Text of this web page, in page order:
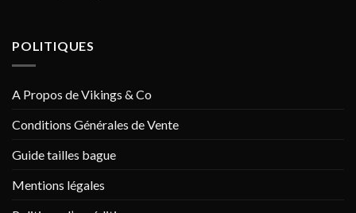
POLITIQUES
A Propos de Vikings & Co
Conditions Générales de Vente
Guide tailles bague
Mentions légales